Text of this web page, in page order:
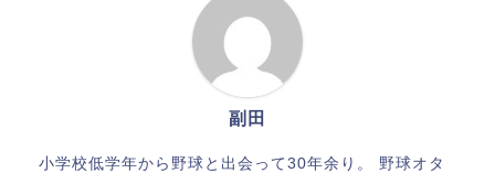
副田
小学校低学年から野球と出会って30年余り。 野球オタ